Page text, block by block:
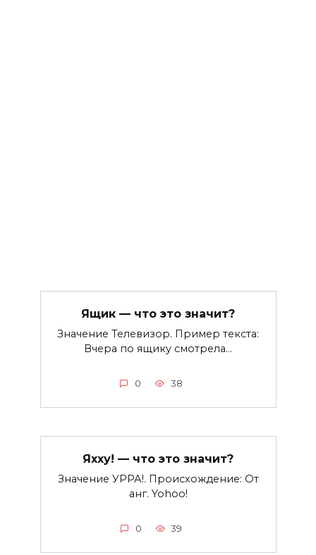
Ящик — что это значит?
Значение Телевизор. Пример текста:
Вчера по ящику смотрела…
0 38
Яхху! — что это значит?
Значение УРРА!. Происхождение: От
анг. Yohoo!
0 39